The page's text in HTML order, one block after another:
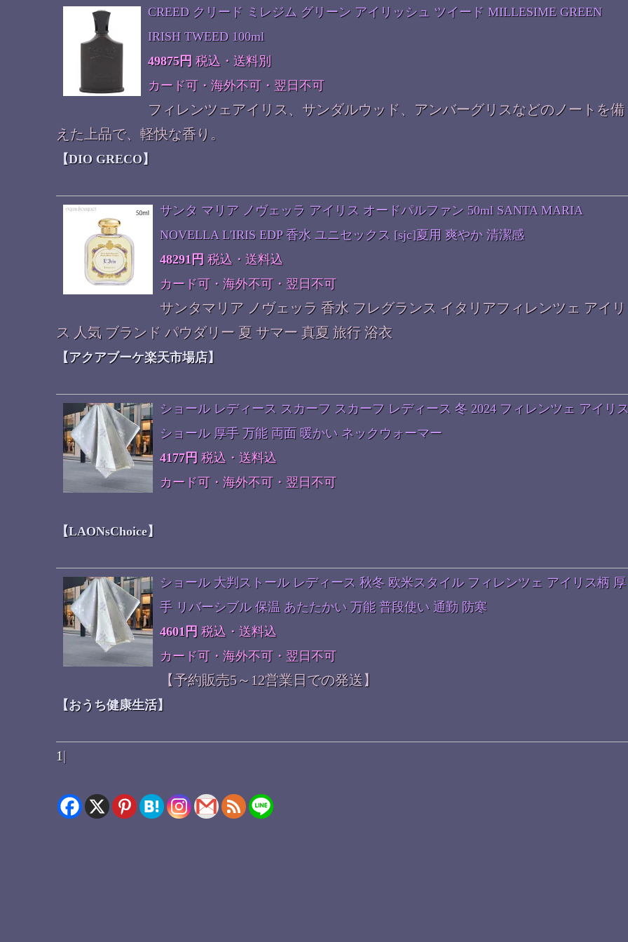
CREED クリード ミレジム グリーン アイリッシュ ツイード MILLESIME GREEN
IRISH TWEED 100ml
49875円 税込・送料別
カード可・海外不可・翌日不可
フィレンツェアイリス、サンダルウッド、アンバーグリスなどのノートを備
えた上品で、軽快な香り。
【DIO GRECO】
サンタ マリア ノヴェッラ アイリス オードパルファン 50ml SANTA MARIA
NOVELLA L'IRIS EDP 香水 ユニセックス [sjc]夏用 爽やか 清潔感
48291円 税込・送料込
カード可・海外不可・翌日不可
サンタマリア ノヴェッラ 香水 フレグランス イタリアフィレンツェ アイリ
ス 人気 ブランド パウダリー 夏 サマー 真夏 旅行 浴衣
【アクアブーケ楽天市場店】
ショール レディース スカーフ スカーフ レディース 冬 2024 フィレンツェ アイリ
ショール 厚手 万能 両面 暖かい ネックウォーマー
4177円 税込・送料込
カード可・海外不可・翌日不可
【LAONsChoice】
ショール 大判ストール レディース 秋冬 欧米スタイル フィレンツェ アイリス柄 厚
手 リバーシブル 保温 あたたかい 万能 普段使い 通勤 防寒
4601円 税込・送料込
カード可・海外不可・翌日不可
【予約販売5～12営業日での発送】
【おうち健康生活】
1|